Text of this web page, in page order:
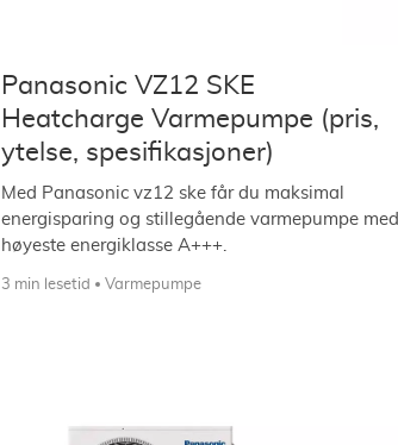
Panasonic VZ12 SKE
Heatcharge Varmepumpe (pris,
ytelse, spesifikasjoner)
Med Panasonic vz12 ske får du maksimal
energisparing og stillegående varmepumpe med
høyeste energiklasse A+++.
3 min lesetid Varmepumpe